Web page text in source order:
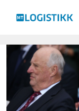
Emne:
marine
harvest